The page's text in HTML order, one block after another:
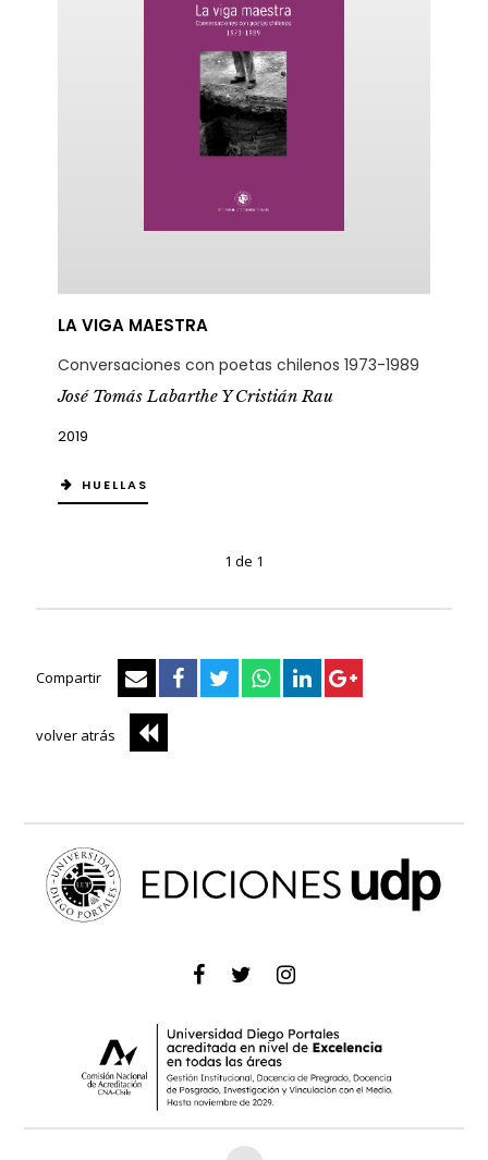
LA VIGA MAESTRA
Conversaciones con poetas chilenos 1973-1989
José Tomás Labarthe Y Cristián Rau
2019
HUELLAS
1 de 1
Compartir
volver atrás